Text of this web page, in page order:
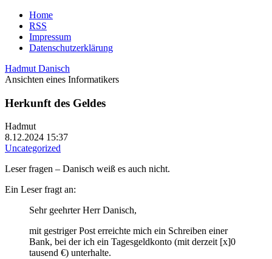
Home
RSS
Impressum
Datenschutzerklärung
Hadmut Danisch
Ansichten eines Informatikers
Herkunft des Geldes
Hadmut
8.12.2024 15:37
Uncategorized
Leser fragen – Danisch weiß es auch nicht.
Ein Leser fragt an:
Sehr geehrter Herr Danisch,
mit gestriger Post erreichte mich ein Schreiben einer
Bank, bei der ich ein Tagesgeldkonto (mit derzeit [x]0
tausend €) unterhalte.